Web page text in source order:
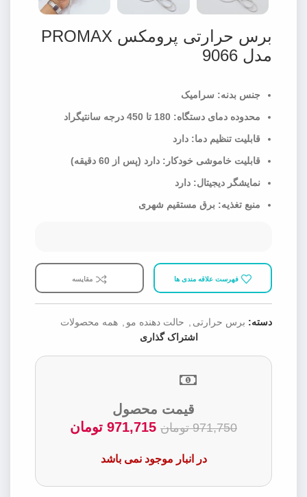
برس حرارتی پرومکس PROMAX
مدل 9066
جنس بدنه: سرامیک
محدوده دمای دستگاه: 180 تا 450 درجه سانتیگراد
قابلیت تنظیم دما: دارد
قابلیت خاموشی خودکار: دارد (پس از 60 دقیقه)
نمایشگر دیجیتال: دارد
منبع تغذیه: برق مستقیم شهری
فهرست علاقه مندی ها مقایسه
دسته: برس حرارتی , حالت دهنده مو , همه محصولات
اشتراک گذاری
قیمت محصول
971,750 تومان 971,715 تومان
در انبار موجود نمی باشد